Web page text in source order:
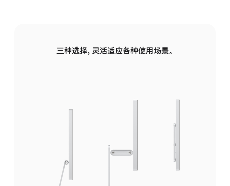
三种选择，灵活适应各种使用场景。